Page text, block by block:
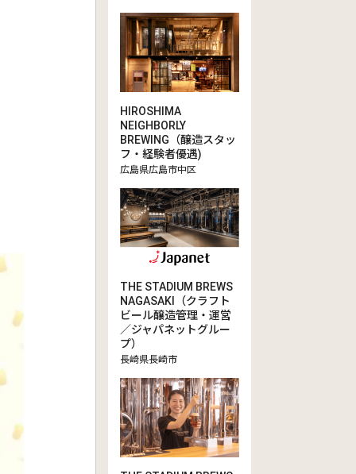
HIROSHIMA
NEIGHBORLY
BREWING（醸造スタッ
フ・経験者優遇)
広島県広島市中区
THE STADIUM BREWS
NAGASAKI（クラフト
ビール醸造管理・運営
／ジャパネットグルー
プ）
長崎県長崎市